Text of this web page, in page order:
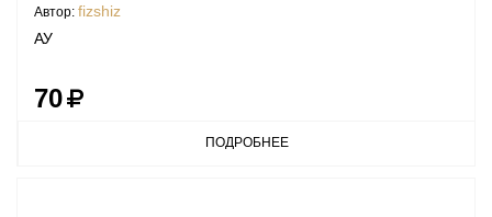
Автор: fizshiz
АУ
70
ПОДРОБНЕЕ